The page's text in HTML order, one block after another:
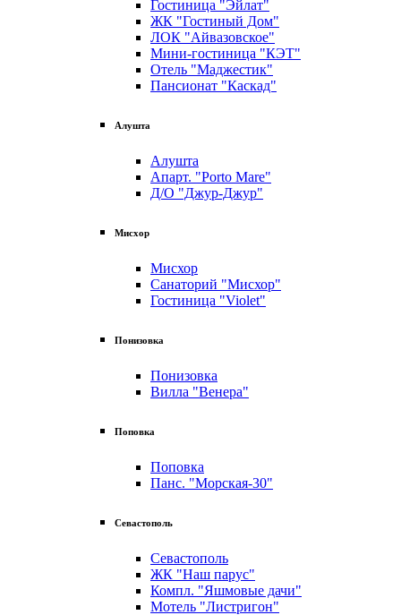
Гостиница "Эйлат"
ЖК "Гостиный Дом"
ЛОК "Айвазовское"
Мини-гостиница "КЭТ"
Отель "Маджестик"
Пансионат "Каскад"
Алушта
Алушта
Апарт. "Porto Mare"
Д/О "Джур-Джур"
Мисхор
Мисхор
Санаторий "Мисхор"
Гостиница "Violet"
Понизовка
Понизовка
Вилла "Венера"
Поповка
Поповка
Панс. "Морская-30"
Севастополь
Севастополь
ЖК "Наш парус"
Компл. "Яшмовые дачи"
Мотель "Листригон"